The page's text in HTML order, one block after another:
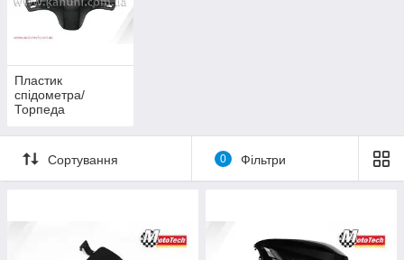
Пластик
спідометра/
Торпеда
Сортування 0 Фільтри